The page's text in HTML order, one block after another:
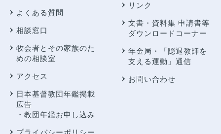
よくある質問
相談窓口
牧会者とその家族のた
めの相談室
アクセス
日本基督教団年鑑掲載
広告
・教団年鑑お申し込み
プライバシーポリシー
リンク
文書・資料集 申請書等
ダウンロードコーナー
年金局・
「隠退教師を
支える運動」通信
お問い合わせ